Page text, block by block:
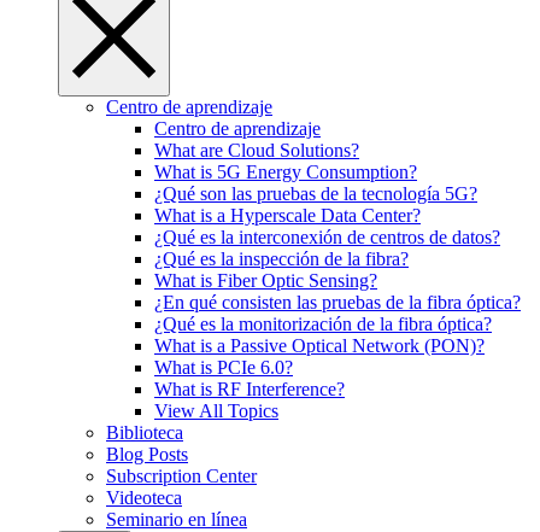
Centro de aprendizaje
Centro de aprendizaje
What are Cloud Solutions?
What is 5G Energy Consumption?
¿Qué son las pruebas de la tecnología 5G?
What is a Hyperscale Data Center?
¿Qué es la interconexión de centros de datos?
¿Qué es la inspección de la fibra?
What is Fiber Optic Sensing?
¿En qué consisten las pruebas de la fibra óptica?
¿Qué es la monitorización de la fibra óptica?
What is a Passive Optical Network (PON)?
What is PCIe 6.0?
What is RF Interference?
View All Topics
Biblioteca
Blog Posts
Subscription Center
Videoteca
Seminario en línea